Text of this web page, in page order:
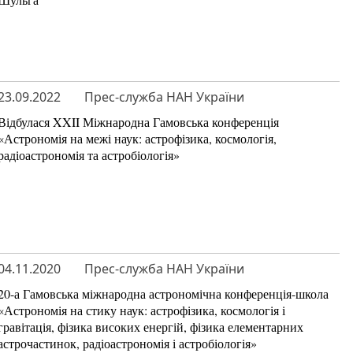
Прес-служба НАН України
XXII Міжнародна Гамовська конференція
на межі наук: астрофізика, космологія,
та астробіологія»
Прес-служба НАН України
а Гамовська міжнародна астрономічна конференція-школа
на стику наук: астрофізика, космологія і
фізика високих енергій, фізика елементарних
радіоастрономія і астробіологія»